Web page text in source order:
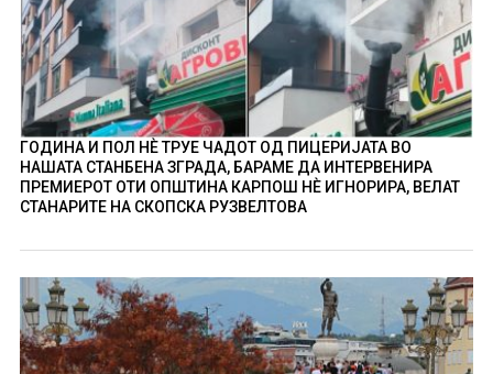
ГОДИНА И ПОЛ НÈ ТРУЕ ЧАДОТ ОД ПИЦЕРИЈАТА ВО
НАШАТА СТАНБЕНА ЗГРАДА, БАРАМЕ ДА ИНТЕРВЕНИРА
ПРЕМИЕРОТ ОТИ ОПШТИНА КАРПОШ НÈ ИГНОРИРА, ВЕЛАТ
СТАНАРИТЕ НА СКОПСКА РУЗВЕЛТОВА